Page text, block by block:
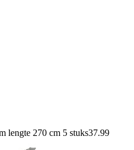
lengte 270 cm 5 stuks37.99